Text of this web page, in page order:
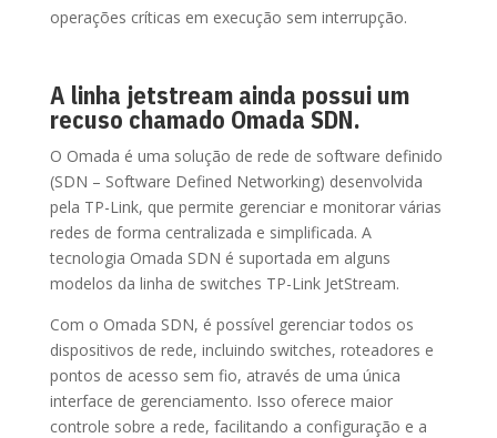
operações críticas em execução sem interrupção.
A linha jetstream ainda possui um
recuso chamado Omada SDN.
O Omada é uma solução de rede de software definido
(SDN – Software Defined Networking) desenvolvida
pela TP-Link, que permite gerenciar e monitorar várias
redes de forma centralizada e simplificada. A
tecnologia Omada SDN é suportada em alguns
modelos da linha de switches TP-Link JetStream.
Com o Omada SDN, é possível gerenciar todos os
dispositivos de rede, incluindo switches, roteadores e
pontos de acesso sem fio, através de uma única
interface de gerenciamento. Isso oferece maior
controle sobre a rede, facilitando a configuração e a